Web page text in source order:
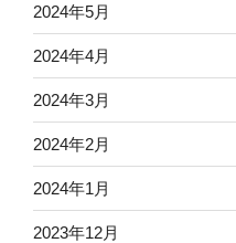
2024年5月
2024年4月
2024年3月
2024年2月
2024年1月
2023年12月